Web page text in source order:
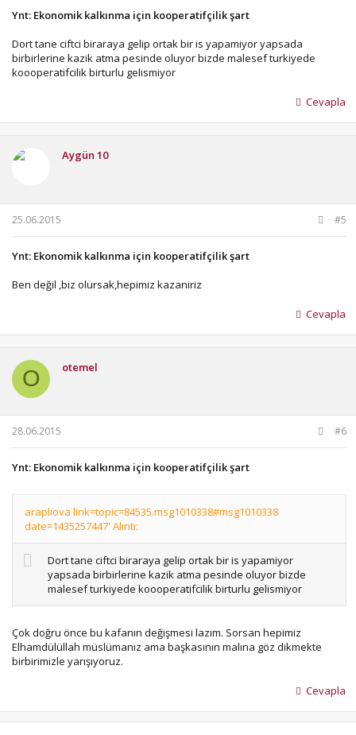
Ynt: Ekonomik kalkınma için kooperatifçilik şart
Dort tane ciftci biraraya gelip ortak bir is yapamiyor yapsada
birbirlerine kazik atma pesinde oluyor bizde malesef turkiyede
koooperatifcilik birturlu gelismiyor
Cevapla
Aygün 10
25.06.2015 #5
Ynt: Ekonomik kalkınma için kooperatifçilik şart
Ben değil ,biz olursak,hepimiz kazaniriz
Cevapla
O otemel
28.06.2015 #6
Ynt: Ekonomik kalkınma için kooperatifçilik şart
araplıova link=topic=84535.msg1010338#msg1010338
date=1435257447' Alıntı:
Dort tane ciftci biraraya gelip ortak bir is yapamiyor
yapsada birbirlerine kazik atma pesinde oluyor bizde
malesef turkiyede koooperatifcilik birturlu gelismiyor
Çok doğru önce bu kafanın değişmesi lazım. Sorsan hepimiz
Elhamdülüllah müslümanız ama başkasının malına göz dikmekte
birbirimizle yarışıyoruz.
Cevapla